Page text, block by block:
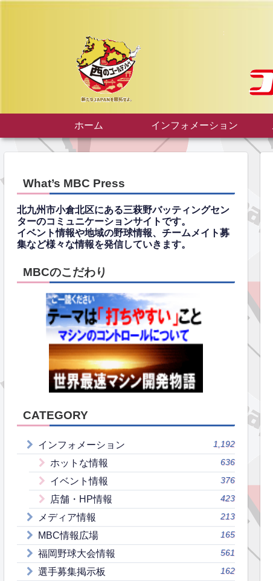
ホーム インフォメーション
What’s MBC Press
北九州市小倉北区にある三萩野バッティングセン
ターのコミュニケーションサイトです。
イベント情報や地域の野球情報、チームメイト募
集など様々な情報を発信していきます。
MBCのこだわり
CATEGORY
インフォメーション 1,192
ホットな情報 636
イベント情報 376
店舗・HP情報 423
メディア情報 213
MBC情報広場 165
福岡野球大会情報 561
選手募集掲示板 162